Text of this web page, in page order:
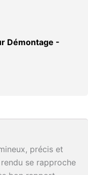
Démontage -
précis et
se rapproche